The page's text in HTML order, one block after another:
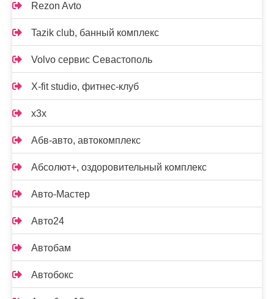
Rezon Avto
Tazik club, банный комплекс
Volvo сервис Севастополь
X-fit studio, фитнес-клуб
x3x
Абв-авто, автокомплекс
Абсолют+, оздоровительный комплекс
Авто-Мастер
Авто24
Автобам
Автобокс